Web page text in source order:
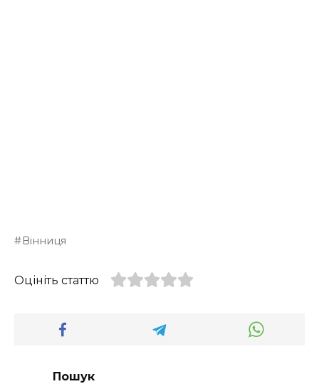
Вінниця
Оцініть статтю
Пошук